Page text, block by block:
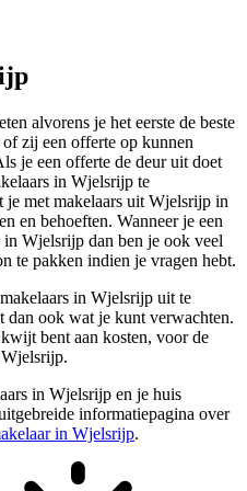
alvorens je het eerste de beste
zij een offerte op kunnen
je een offerte de deur uit doet
in Wjelsrijp te
je met makelaars uit Wjelsrijp in
en behoeften. Wanneer je een
Wjelsrijp dan ben je ook veel
te pakken indien je vragen hebt.
in Wjelsrijp uit te
dan ook wat je kunt verwachten.
bent aan kosten, voor de
in Wjelsrijp en je huis
informatiepagina over
in Wjelsrijp.